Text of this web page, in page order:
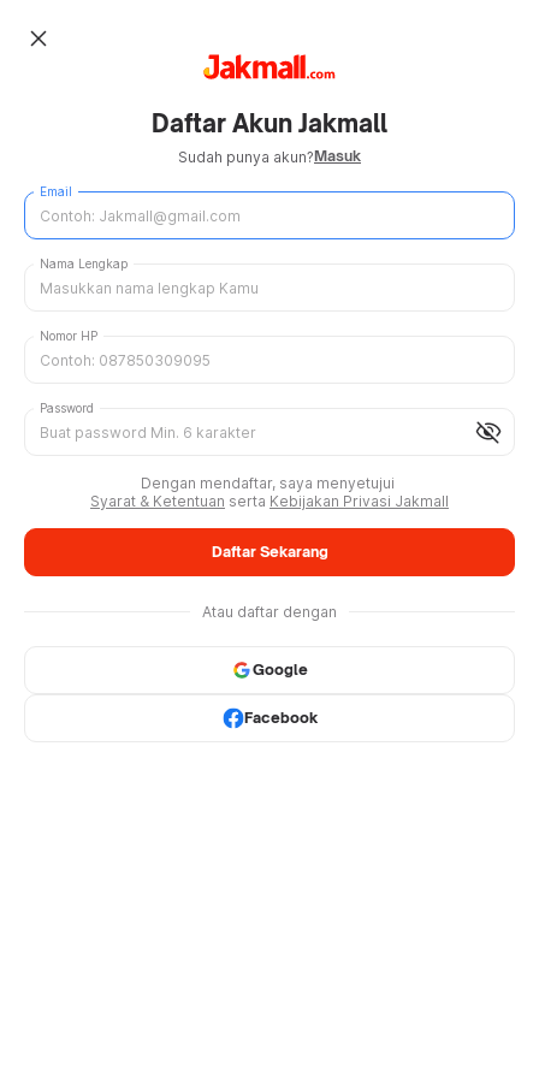
close
Daftar Akun Jakmall
Sudah punya akun?Masuk
Email
Nama Lengkap
Nomor HP
visibility_off
Password
Dengan mendaftar, saya menyetujui
Syarat & Ketentuan serta Kebijakan Privasi Jakmall
Daftar Sekarang
Atau daftar dengan
Google
Facebook